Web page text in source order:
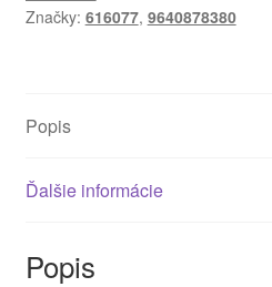
Značky: 616077, 9640878380
Popis
Ďalšie informácie
Popis